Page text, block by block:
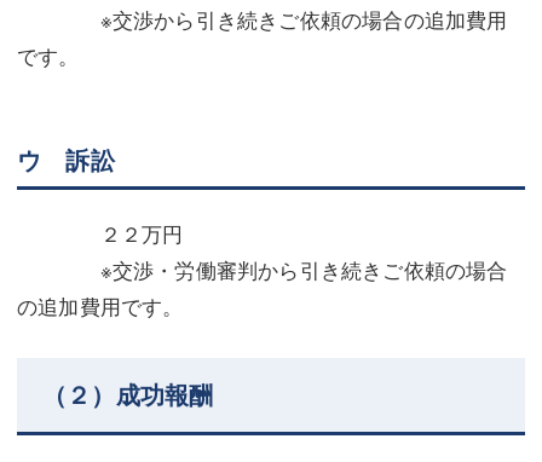
※交渉から引き続きご依頼の場合の追加費用
です。
ウ 訴訟
２２万円
※交渉・労働審判から引き続きご依頼の場合
の追加費用です。
（２）成功報酬